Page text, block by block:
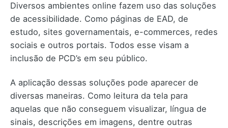
Diversos ambientes online fazem uso das soluções
de acessibilidade. Como páginas de EAD, de
estudo, sites governamentais, e-commerces, redes
sociais e outros portais. Todos esse visam a
inclusão de PCD’s em seu público.
A aplicação dessas soluções pode aparecer de
diversas maneiras. Como leitura da tela para
aquelas que não conseguem visualizar, língua de
sinais, descrições em imagens, dentre outras